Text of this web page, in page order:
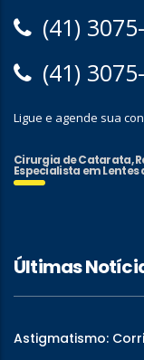
(41)
(41)
Ligue e agende sua
Cirurgia de Catarata,
Especialista em
Últimas
Astigmatismo: